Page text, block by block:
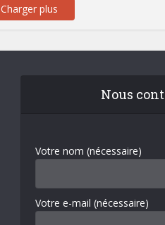
Charger plus
Nous
Votre nom (nécessaire)
Votre e-mail (nécessaire)